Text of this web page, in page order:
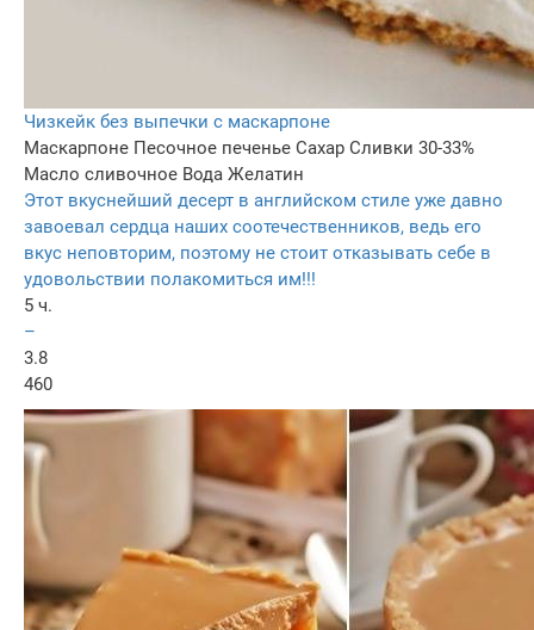
Чизкейк без выпечки с маскарпоне
Маскарпоне Песочное печенье Сахар Сливки 30-33%
Масло сливочное Вода Желатин
Этот вкуснейший десерт в английском стиле уже давно
завоевал сердца наших соотечественников, ведь его
вкус неповторим, поэтому не стоит отказывать себе в
удовольствии полакомиться им!!!
5 ч.
–
3.8
460